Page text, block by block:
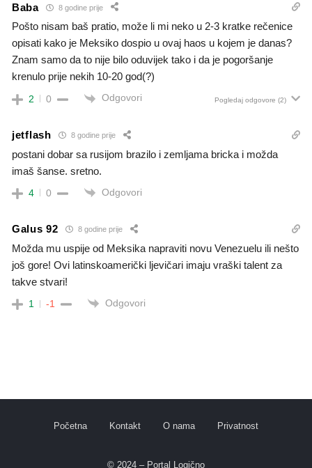
Baba 8 godine prije
Pošto nisam baš pratio, može li mi neko u 2-3 kratke rečenice
opisati kako je Meksiko dospio u ovaj haos u kojem je danas?
Znam samo da to nije bilo oduvijek tako i da je pogoršanje
krenulo prije nekih 10-20 god(?)
2 0 Odgovori Pogledaj odgovore (2)
jetflash 8 godine prije
postani dobar sa rusijom brazilo i zemljama bricka i možda
imaš šanse. sretno.
4 0 Odgovori
Galus 92 8 godine prije
Možda mu uspije od Meksika napraviti novu Venezuelu ili nešto
još gore! Ovi latinskoamerički ljevičari imaju vraški talent za
takve stvari!
1 -1 Odgovori
Početna Kontakt O nama Privatnost
© 2024 – Portal Logično